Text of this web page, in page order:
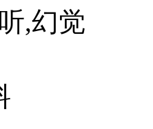
,幻觉